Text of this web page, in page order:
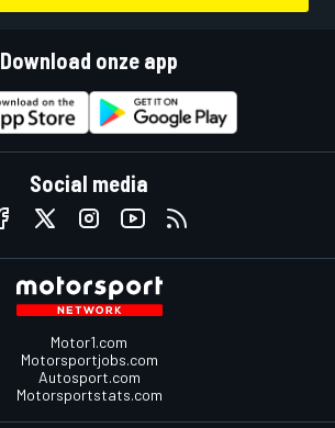
Download onze app
Social media
Motor1.com
Motorsportjobs.com
Autosport.com
Motorsportstats.com